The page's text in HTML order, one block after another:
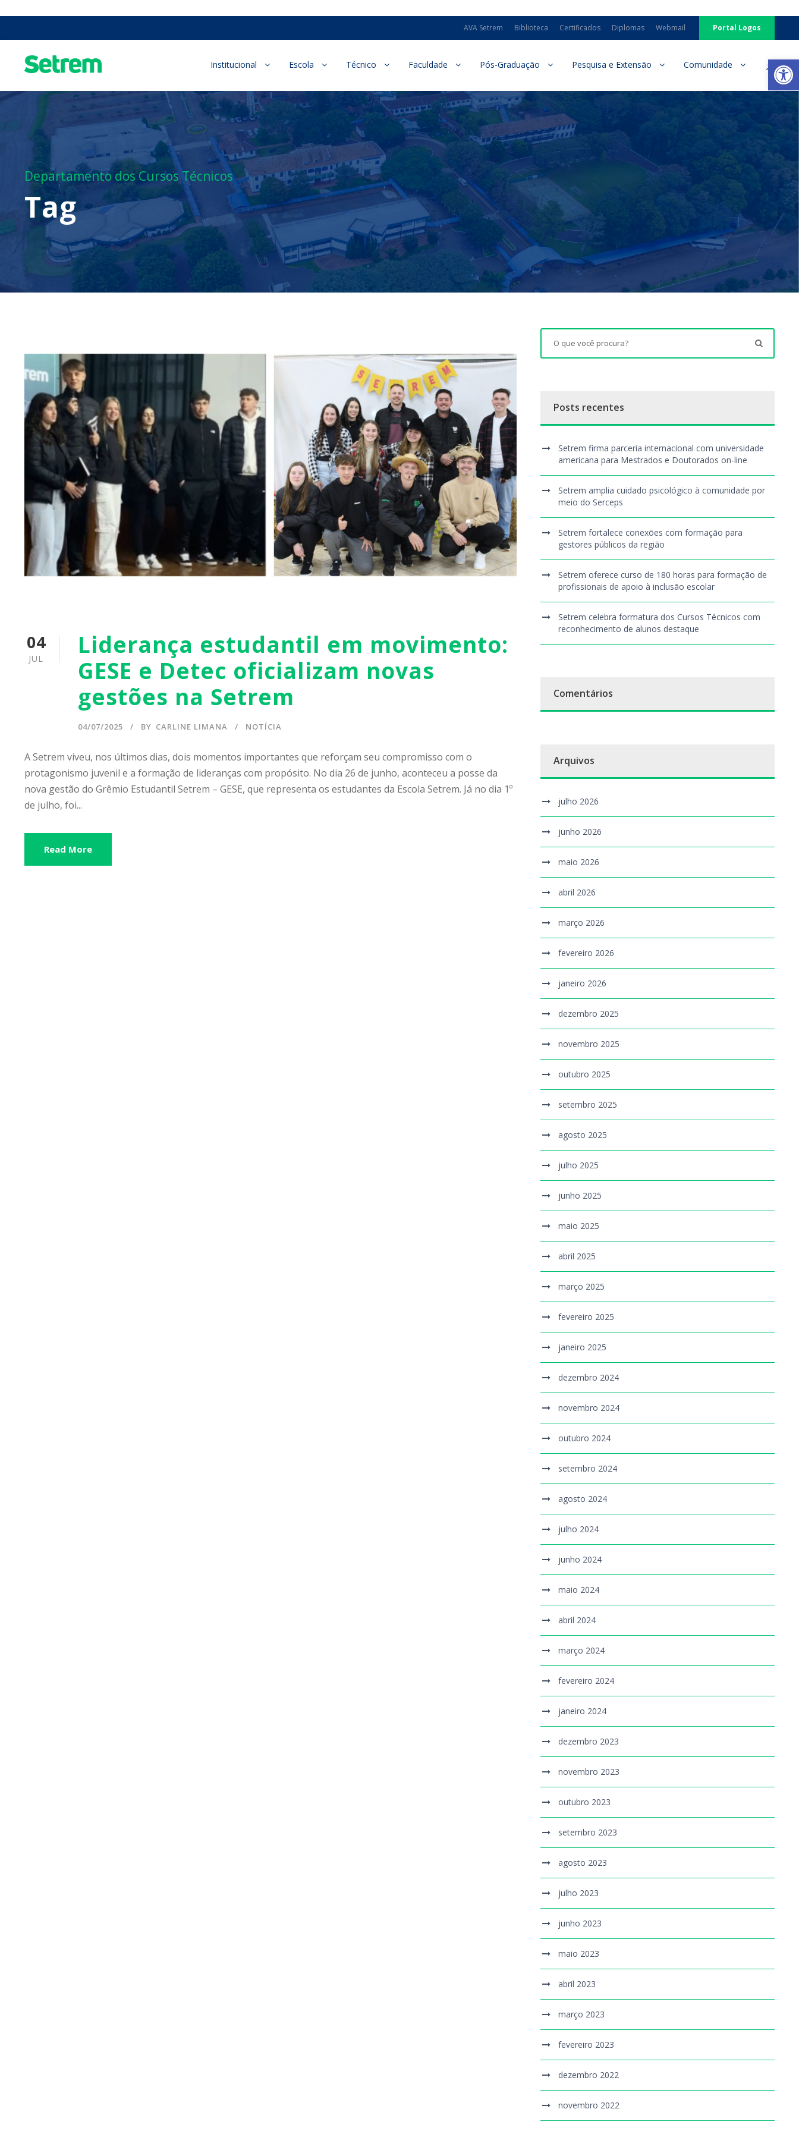
AVA Setrem Biblioteca Certificados Diplomas Webmail Portal Logos
Institucional Escola Técnico Faculdade Pós-Graduação Pesquisa e Extensão Comunidade
Departamento dos Cursos Técnicos
Tag
04
JUL
Liderança estudantil em movimento:
GESE e Detec oficializam novas
gestões na Setrem
04/07/2025 BY CARLINE LIMANA NOTÍCIA
A Setrem viveu, nos últimos dias, dois momentos importantes que reforçam seu compromisso com o
protagonismo juvenil e a formação de lideranças com propósito. No dia 26 de junho, aconteceu a posse da
nova gestão do Grêmio Estudantil Setrem – GESE, que representa os estudantes da Escola Setrem. Já no dia 1º
de julho, foi...
Read More
Posts recentes
Setrem firma parceria internacional com universidade
americana para Mestrados e Doutorados on-line
Setrem amplia cuidado psicológico à comunidade por
meio do Serceps
Setrem fortalece conexões com formação para
gestores públicos da região
Setrem oferece curso de 180 horas para formação de
profissionais de apoio à inclusão escolar
Setrem celebra formatura dos Cursos Técnicos com
reconhecimento de alunos destaque
Comentários
Arquivos
julho 2026
junho 2026
maio 2026
abril 2026
março 2026
fevereiro 2026
janeiro 2026
dezembro 2025
novembro 2025
outubro 2025
setembro 2025
agosto 2025
julho 2025
junho 2025
maio 2025
abril 2025
março 2025
fevereiro 2025
janeiro 2025
dezembro 2024
novembro 2024
outubro 2024
setembro 2024
agosto 2024
julho 2024
junho 2024
maio 2024
abril 2024
março 2024
fevereiro 2024
janeiro 2024
dezembro 2023
novembro 2023
outubro 2023
setembro 2023
agosto 2023
julho 2023
junho 2023
maio 2023
abril 2023
março 2023
fevereiro 2023
dezembro 2022
novembro 2022